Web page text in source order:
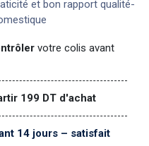
et bon rapport qualité-
votre colis avant
199 DT d'achat
14 jours – satisfait